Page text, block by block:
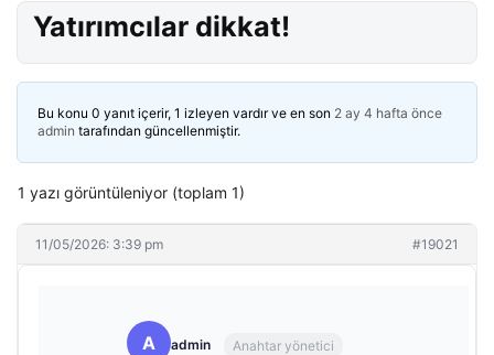
Yatırımcılar dikkat!
Bu konu 0 yanıt içerir, 1 izleyen vardır ve en son 2 ay 4 hafta önce
admin tarafından güncellenmiştir.
1 yazı görüntüleniyor (toplam 1)
11/05/2026: 3:39 pm #19021
A admin Anahtar yönetici